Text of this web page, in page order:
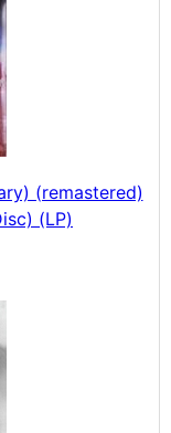
(remastered)
(LP)